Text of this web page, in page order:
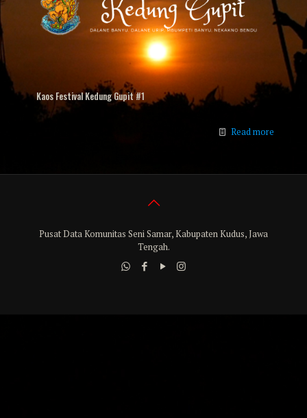
Kaos Festival Kedung Gupit #1
Read more
Pusat Data Komunitas Seni Samar, Kabupaten Kudus, Jawa
Tengah.